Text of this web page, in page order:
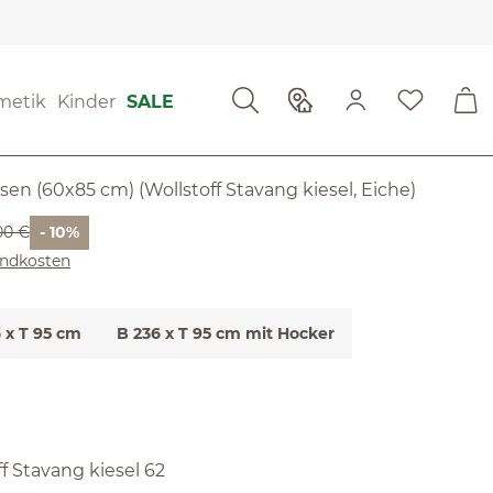
Kinder SALE
(60x85 cm) (Wollstoff Stavang kiesel, Eiche)
Preis:
€ - 10%
x T 95 cm B 236 x T 95 cm mit Hocker
Stavang kiesel 62